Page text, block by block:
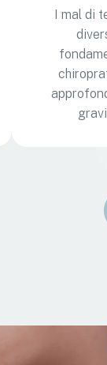
I mal di